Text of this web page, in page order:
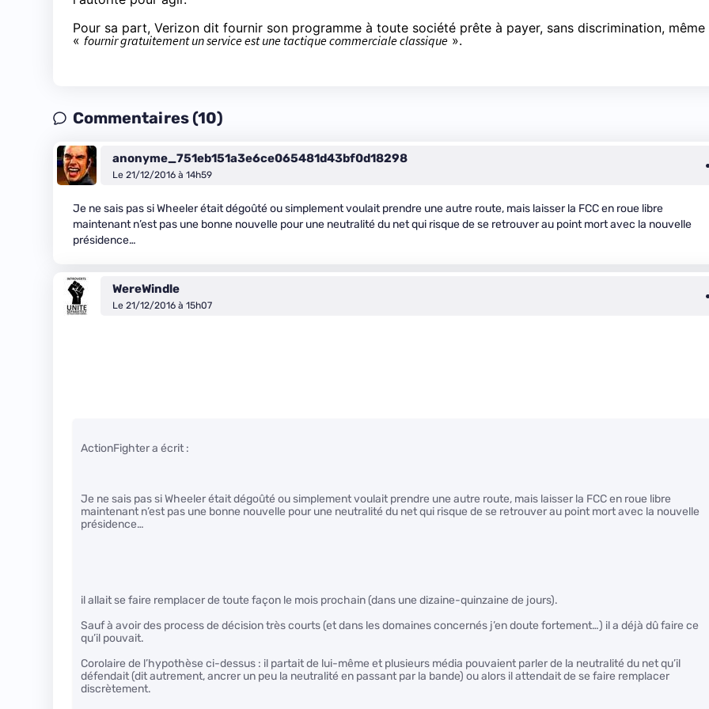
Pour sa part, Verizon dit fournir son programme à toute société prête à payer, sans discrimination, même
« fournir gratuitement un service est une tactique commerciale classique ».
Commentaires (10)
anonyme_751eb151a3e6ce065481d43bf0d18298
Le 21/12/2016 à 14h59
Je ne sais pas si Wheeler était dégoûté ou simplement voulait prendre une autre route, mais laisser la FCC en roue libre
maintenant n’est pas une bonne nouvelle pour une neutralité du net qui risque de se retrouver au point mort avec la nouvelle
présidence…
WereWindle
Le 21/12/2016 à 15h07
ActionFighter a écrit :
Je ne sais pas si Wheeler était dégoûté ou simplement voulait prendre une autre route, mais laisser la FCC en roue libre
maintenant n’est pas une bonne nouvelle pour une neutralité du net qui risque de se retrouver au point mort avec la nouvelle
présidence…
il allait se faire remplacer de toute façon le mois prochain (dans une dizaine-quinzaine de jours).
Sauf à avoir des process de décision très courts (et dans les domaines concernés j’en doute fortement…) il a déjà dû faire ce
qu’il pouvait.
Corolaire de l’hypothèse ci-dessus : il partait de lui-même et plusieurs média pouvaient parler de la neutralité du net qu’il
défendait (dit autrement, ancrer un peu la neutralité en passant par la bande) ou alors il attendait de se faire remplacer
discrètement.